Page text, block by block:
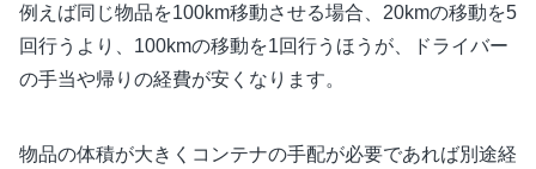
例えば同じ物品を100km移動させる場合、20kmの移動を5
回行うより、100kmの移動を1回行うほうが、ドライバー
の手当や帰りの経費が安くなります。
物品の体積が大きくコンテナの手配が必要であれば別途経